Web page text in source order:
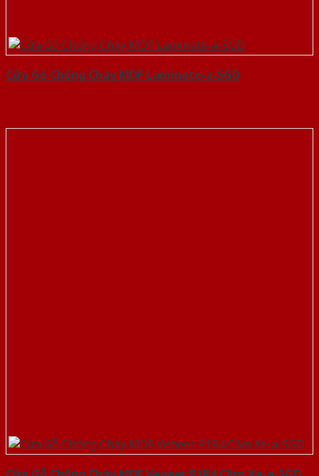
Cửa Gỗ Chống Cháy MDF Laminate-a-SGD